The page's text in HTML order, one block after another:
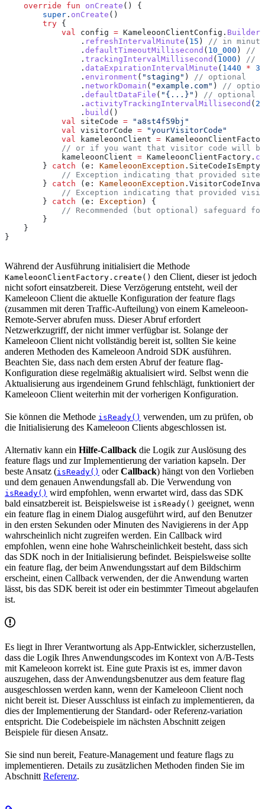
    override
fun onCreate () {
        super
. onCreate ()
        try
{
            val
config = KameleoonClientConfig. Builder
                .
refreshIntervalMinute ( 15 )
// in
                .
defaultTimeoutMillisecond ( 10_000 )
//
                .
trackingIntervalMillisecond ( 1000 )
//
                .
dataExpirationIntervalMinute ( 1440 *
                .
environment ( "staging" )
// optional
                .
networkDomain ( "example.com" )
//
                .
defaultDataFile ( "{...}" )
// optional
                .
activityTrackingIntervalMillisecond (
                .
build ()
            val
siteCode = "a8st4f59bj"
            val
visitorCode = "yourVisitorCode"
            val
kameleoonClient =
// or if you want that visitor code will
            kameleoonClient
= KameleoonClientFactory.
        }
catch (e: KameleoonException
// Exception indicating that provided
        }
catch (e: KameleoonException
// Exception indicating that provided
        }
catch (e: Exception ) {
// Recommended (but optional) safeguard
        }
    }
}
Während der Ausführung initialisiert die Methode
KameleoonClientFactory.create() den Client, dieser ist jedoch
nicht sofort einsatzbereit. Diese Verzögerung entsteht, weil der
Kameleoon Client die aktuelle Konfiguration der feature flags
(zusammen mit deren Traffic-Aufteilung) von einem Kameleoon-
Remote-Server abrufen muss. Dieser Abruf erfordert
Netzwerkzugriff, der nicht immer verfügbar ist. Solange der
Kameleoon Client nicht vollständig bereit ist, sollten Sie keine
anderen Methoden des Kameleoon Android SDK ausführen.
Beachten Sie, dass nach dem ersten Abruf der feature flag-
Konfiguration diese regelmäßig aktualisiert wird. Selbst wenn die
Aktualisierung aus irgendeinem Grund fehlschlägt, funktioniert der
Kameleoon Client weiterhin mit der vorherigen Konfiguration.
Sie können die Methode isReady() verwenden, um zu prüfen, ob
die Initialisierung des Kameleoon Clients abgeschlossen ist.
Alternativ kann ein Hilfe-Callback die Logik zur Auslösung des
feature flags und zur Implementierung der variation kapseln. Der
beste Ansatz (isReady() oderCallback) hängt von den Vorlieben
und dem genauen Anwendungsfall ab. Die Verwendung von
isReady() wird empfohlen, wenn erwartet wird, dass das SDK
bald einsatzbereit ist. Beispielsweise ist isReady() geeignet, wenn
ein feature flag in einem Dialog ausgeführt wird, auf den Benutzer
in den ersten Sekunden oder Minuten des Navigierens in der App
wahrscheinlich nicht zugreifen werden. Ein Callback wird
empfohlen, wenn eine hohe Wahrscheinlichkeit besteht, dass sich
das SDK noch in der Initialisierung befindet. Beispielsweise sollte
ein feature flag, der beim Anwendungsstart auf dem Bildschirm
erscheint, einen Callback verwenden, der die Anwendung warten
lässt, bis das SDK bereit ist oder ein bestimmter Timeout abgelaufen
ist.
Es liegt in Ihrer Verantwortung als App-Entwickler, sicherzustellen,
dass die Logik Ihres Anwendungscodes im Kontext von A/B-Tests
mit Kameleoon korrekt ist. Eine gute Praxis ist es, immer davon
auszugehen, dass der Anwendungsbenutzer aus dem feature flag
ausgeschlossen werden kann, wenn der Kameleoon Client noch
nicht bereit ist. Dieser Ausschluss ist einfach zu implementieren, da
dies der Implementierung der Standard- oder Referenz-variation
entspricht. Die Codebeispiele im nächsten Abschnitt zeigen
Beispiele für diesen Ansatz.
Sie sind nun bereit, Feature-Management und feature flags zu
implementieren. Details zu zusätzlichen Methoden finden Sie im
Abschnitt Referenz.